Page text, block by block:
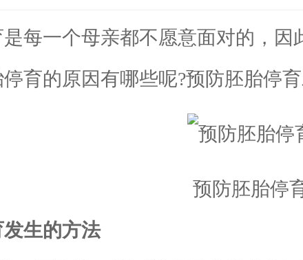
一个母亲都不愿意面对的，因
育的原因有哪些呢?预防胚胎停
预防胚胎停
生的方法